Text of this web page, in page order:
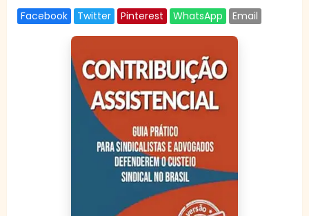
Facebook Twitter Pinterest WhatsApp Email